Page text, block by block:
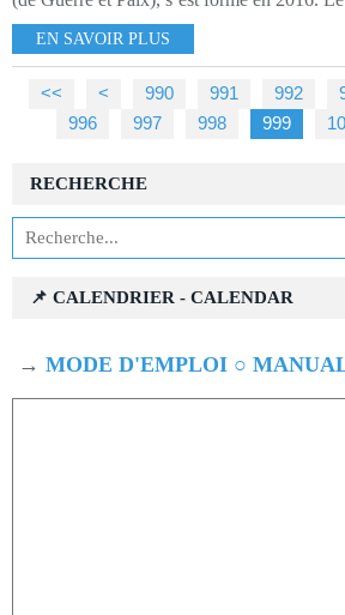
EN SAVOIR PLUS
<< < 900
910
920
930
940
950
960
970
980
990 991 992
996
997 998 999
RECHERCHE
📌 CALENDRIER - CALENDAR
→ MODE D'EMPLOI ○